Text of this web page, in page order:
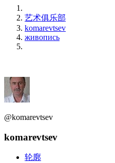
艺术俱乐部
komarevtsev
живопись
@komarevtsev
komarevtsev
轮廓